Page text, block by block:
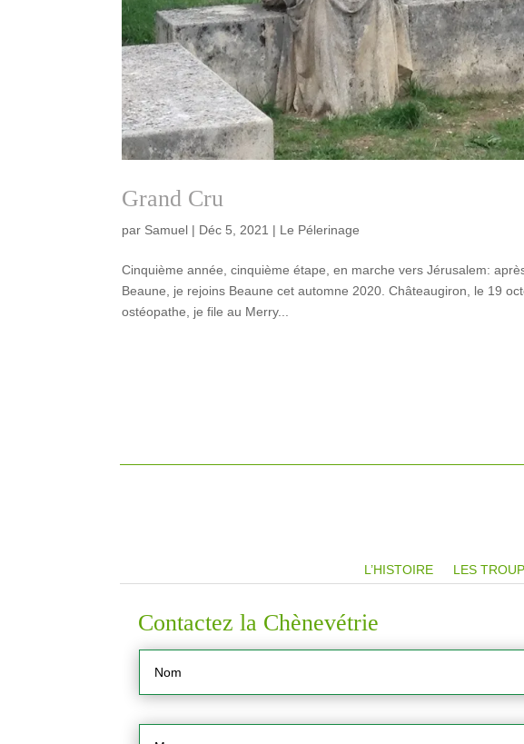
Grand Cru
par Samuel | Déc 5, 2021 | Le Pélerinage
Cinquième année, cinquième étape, en marche vers Jérusalem:
Beaune, je rejoins Beaune cet automne 2020. Châteaugiron, le 19
ostéopathe, je file au Merry...
L’HISTOIRE LES
Contactez la Chènevétrie